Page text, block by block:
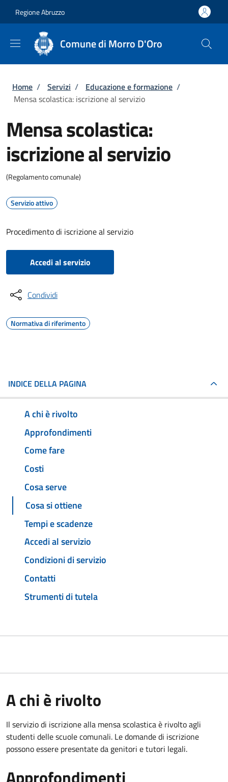
Regione Abruzzo
Comune di Morro D'Oro
Briciole di pane
Home / Servizi / Educazione e formazione /
Mensa scolastica: iscrizione al servizio
Mensa scolastica:
iscrizione al servizio
(Regolamento comunale)
Servizio attivo
Procedimento di iscrizione al servizio
Accedi al servizio
Condividi
Normativa di riferimento
INDICE DELLA PAGINA
A chi è rivolto
Approfondimenti
Come fare
Costi
Cosa serve
Cosa si ottiene
Tempi e scadenze
Accedi al servizio
Condizioni di servizio
Contatti
Strumenti di tutela
A chi è rivolto
Il servizio di iscrizione alla mensa scolastica è rivolto agli
studenti delle scuole comunali. Le domande di iscrizione
possono essere presentate da genitori e tutori legali.